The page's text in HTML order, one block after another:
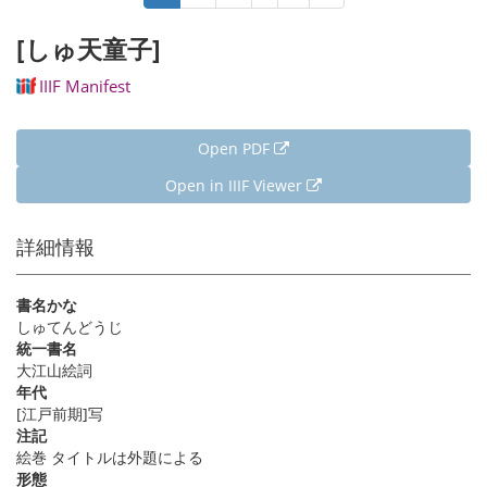
page
pagepage
[しゅ天童子]
IIIF Manifest
Open PDF
Open in IIIF Viewer
詳細情報
書名かな
しゅてんどうじ
統一書名
大江山絵詞
年代
[江戸前期]写
注記
絵巻 タイトルは外題による
形態